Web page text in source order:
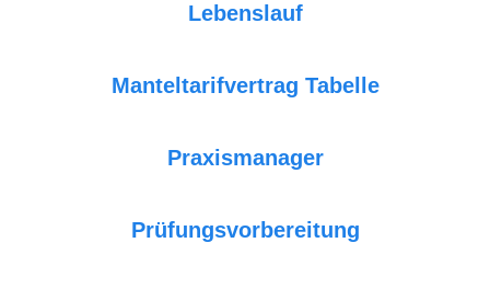
Lebenslauf
Manteltarifvertrag Tabelle
Praxismanager
Prüfungsvorbereitung